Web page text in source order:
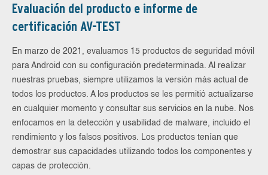
Evaluación del producto e informe de
certificación AV-TEST
En marzo de 2021, evaluamos 15 productos de seguridad móvil
para Android con su configuración predeterminada. Al realizar
nuestras pruebas, siempre utilizamos la versión más actual de
todos los productos. A los productos se les permitió actualizarse
en cualquier momento y consultar sus servicios en la nube. Nos
enfocamos en la detección y usabilidad de malware, incluido el
rendimiento y los falsos positivos. Los productos tenían que
demostrar sus capacidades utilizando todos los componentes y
capas de protección.